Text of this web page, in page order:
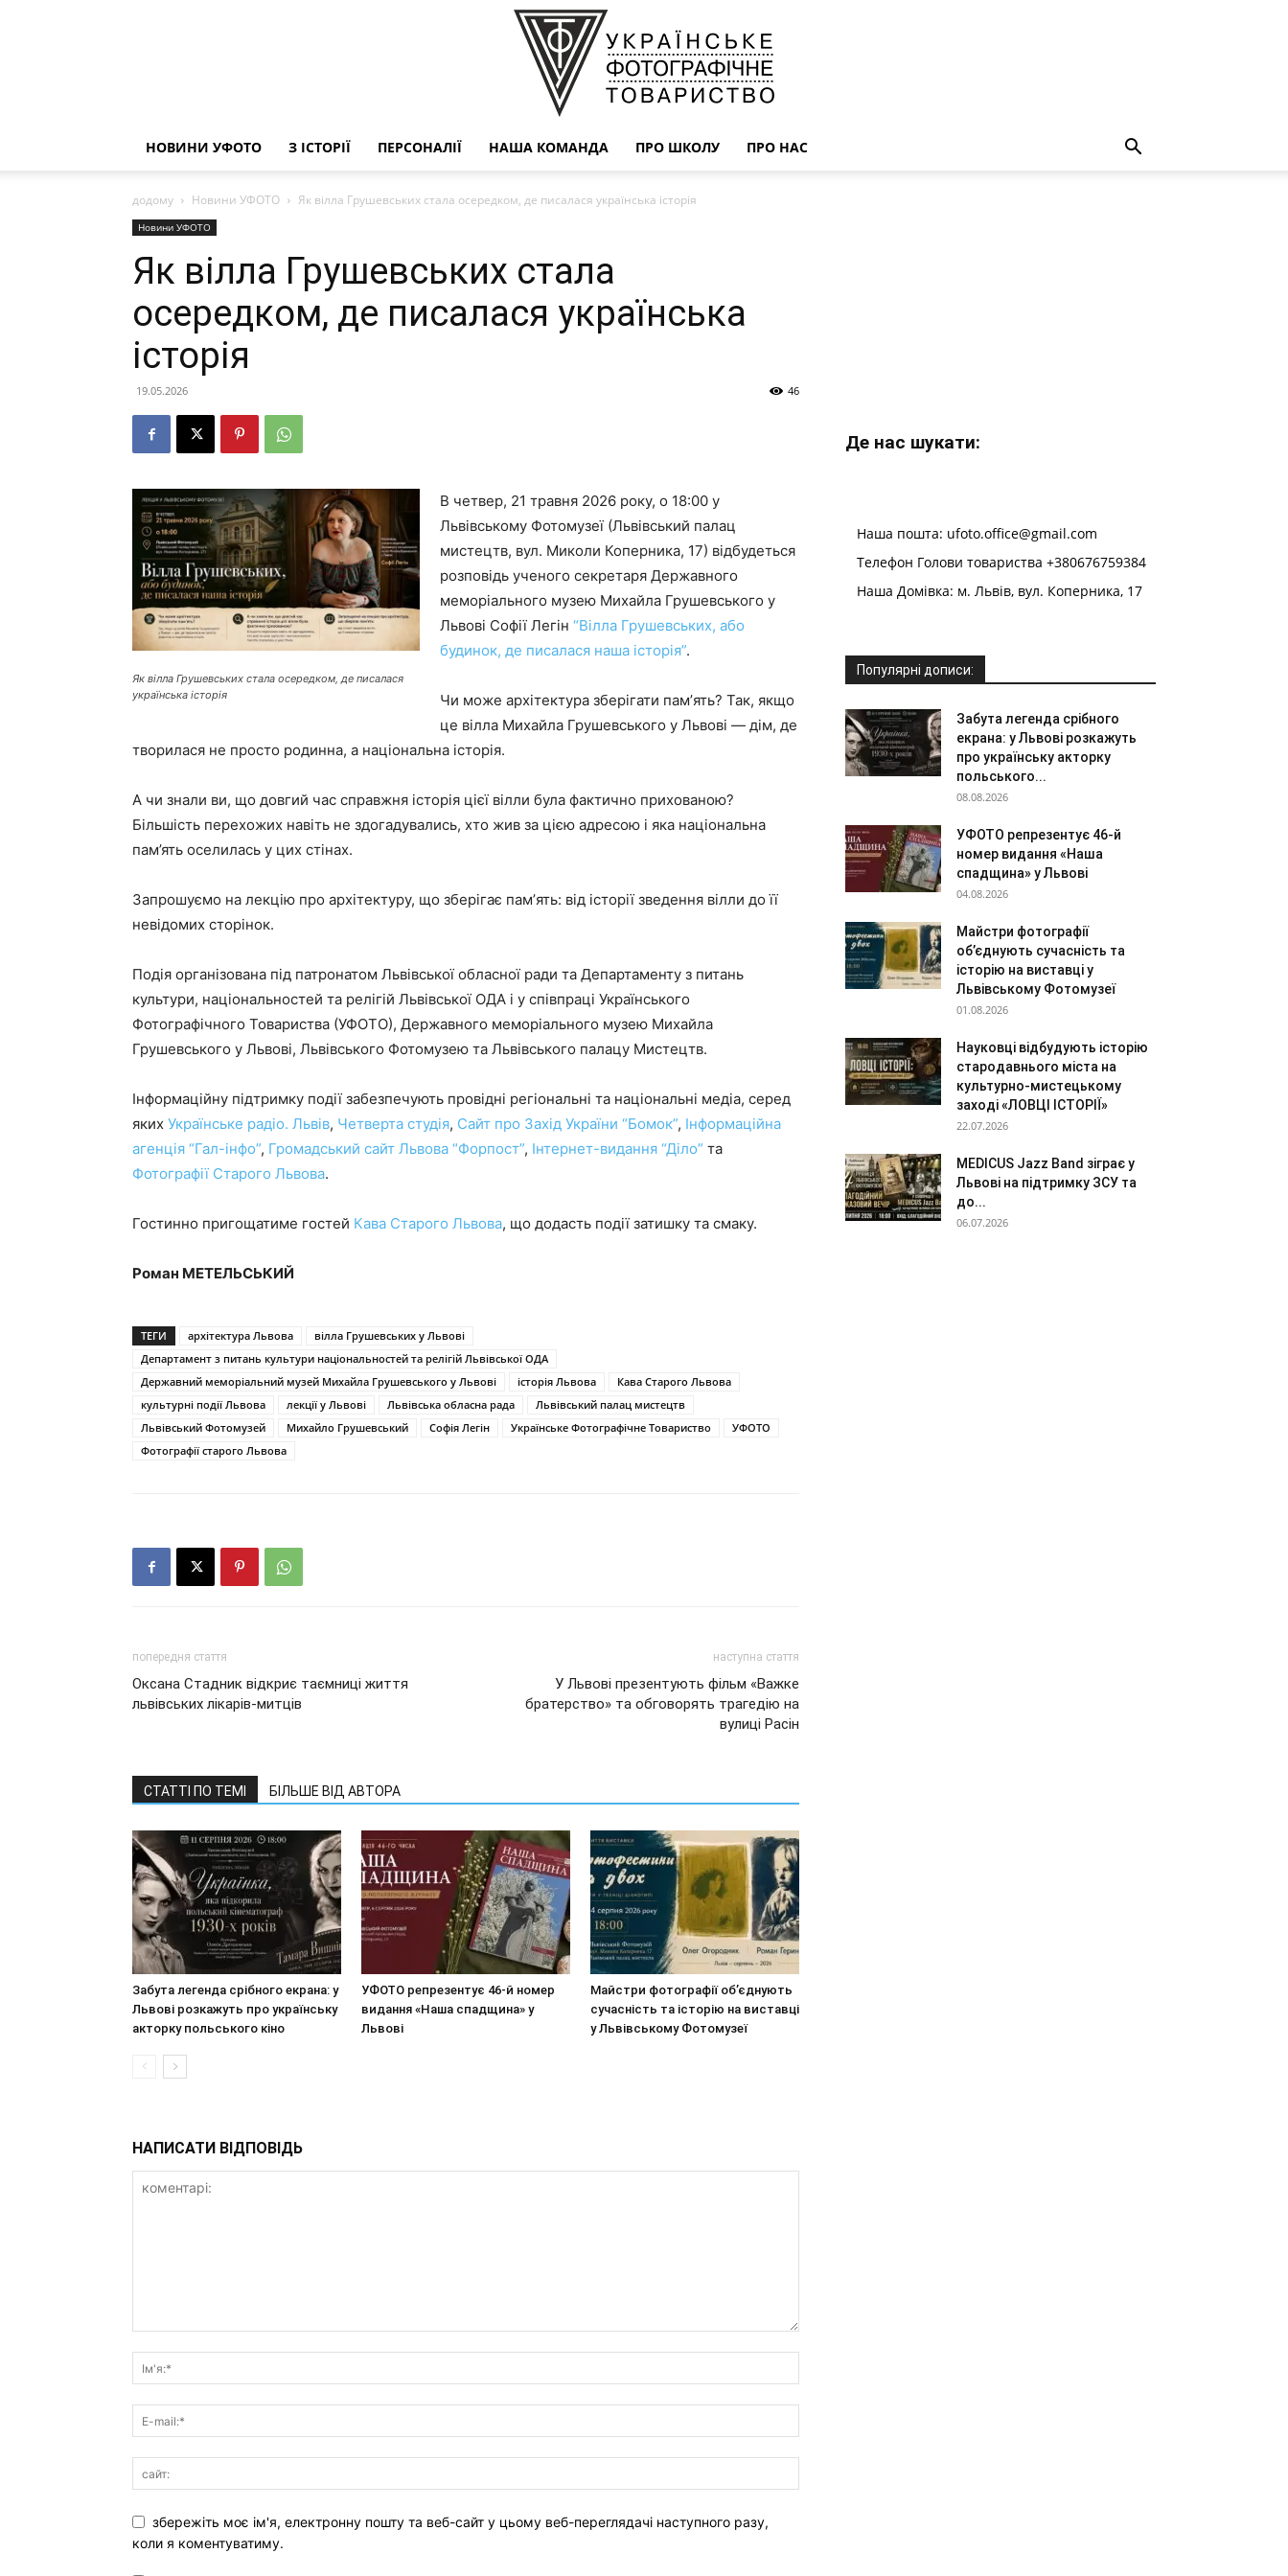
НОВИНИ УФОТО З ІСТОРІЇ ПЕРСОНАЛІЇ НАША КОМАНДА ПРО ШКОЛУ ПРО НАС
додому Новини УФОТО Як вілла Грушевських стала осередком, де писалася українська історія
Новини УФОТО
Як вілла Грушевських стала
осередком, де писалася українська
історія
19.05.2026 46
Як вілла Грушевських стала осередком, де писалася
українська історія
В четвер, 21 травня 2026 року, о 18:00 у
Львівському Фотомузеї (Львівський палац
мистецтв, вул. Миколи Коперника, 17) відбудеться
розповідь ученого секретаря Державного
меморіального музею Михайла Грушевського у
Львові Софії Легін “Вілла Грушевських, або
будинок, де писалася наша історія”.
Чи може архітектура зберігати памʼять? Так, якщо
це вілла Михайла Грушевського у Львові — дім, де
творилася не просто родинна, а національна історія.
А чи знали ви, що довгий час справжня історія цієї вілли була фактично прихованою?
Більшість перехожих навіть не здогадувались, хто жив за цією адресою і яка національна
пам’ять оселилась у цих стінах.
Запрошуємо на лекцію про архітектуру, що зберігає памʼять: від історії зведення вілли до її
невідомих сторінок.
Подія організована під патронатом Львівської обласної ради та Департаменту з питань
культури, національностей та релігій Львівської ОДА і у співпраці Українського
Фотографічного Товариства (УФОТО), Державного меморіального музею Михайла
Грушевського у Львові, Львівського Фотомузею та Львівського палацу Мистецтв.
Інформаційну підтримку події забезпечують провідні регіональні та національні медіа, серед
яких Українське радіо. Львів, Четверта студія, Сайт про Захід України “Бомок”, Інформаційна
агенція “Гал-інфо”, Громадський сайт Львова “Форпост”, Інтернет-видання “Діло” та
Фотографії Старого Львова.
Гостинно пригощатиме гостей Кава Старого Львова, що додасть події затишку та смаку.
Роман МЕТЕЛЬСЬКИЙ
ТЕГИ архітектура Львова
вілла Грушевських у Львові
Департамент з питань культури національностей та релігій Львівської ОДА
Державний меморіальний музей Михайла Грушевського у Львові
історія Львова
Кава Старого Львова
культурні події Львова
лекції у Львові Львівська обласна рада
Львівський палац мистецтв
Львівський Фотомузей
Михайло Грушевський Софія Легін Українське Фотографічне Товариство
УФОТО
Фотографії старого Львова
попередня стаття
Оксана Стадник відкриє таємниці життя
львівських лікарів-митців
наступна стаття
У Львові презентують фільм «Важке
братерство» та обговорять трагедію на
вулиці Расін
СТАТТІ ПО ТЕМІ БІЛЬШЕ ВІД АВТОРА
Забута легенда срібного екрана: у
Львові розкажуть про українську
акторку польського кіно
УФОТО репрезентує 46-й номер
видання «Наша спадщина» у
Львові
Майстри фотографії об’єднують
сучасність та історію на виставці
у Львівському Фотомузеї
НАПИСАТИ ВІДПОВІДЬ
збережіть моє ім'я, електронну пошту та веб-сайт у цьому веб-переглядачі наступного разу,
коли я коментуватиму.
Де нас шукати:
Наша пошта: ufoto.office@gmail.com
Телефон Голови товариства +380676759384
Наша Домівка: м. Львів, вул. Коперника, 17
Популярні дописи:
Забута легенда срібного
екрана: у Львові розкажуть
про українську акторку
польського...
08.08.2026
УФОТО репрезентує 46-й
номер видання «Наша
спадщина» у Львові
04.08.2026
Майстри фотографії
об’єднують сучасність та
історію на виставці у
Львівському Фотомузеї
01.08.2026
Науковці відбудують історію
стародавнього міста на
культурно-мистецькому
заході «ЛОВЦІ ІСТОРІЇ»
22.07.2026
MEDICUS Jazz Band зіграє у
Львові на підтримку ЗСУ та
до...
06.07.2026